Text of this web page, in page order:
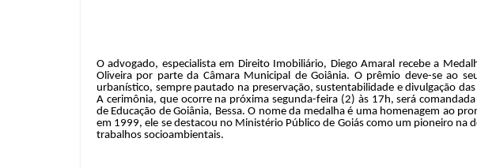
O advogado, especialista em Direito Imobiliário, Diego Amaral recebe a
Oliveira por parte da Câmara Municipal de Goiânia. O prêmio deve-se ao
urbanístico, sempre pautado na preservação, sustentabilidade e divulgação
A cerimônia, que ocorre na próxima segunda-feira (2) às 17h, será
de Educação de Goiânia, Bessa. O nome da medalha é uma homenagem ao
em 1999, ele se destacou no Ministério Público de Goiás como um pioneiro na
trabalhos socioambientais.